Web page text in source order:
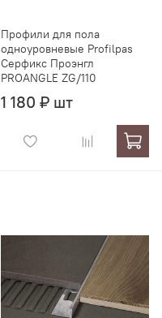
Профили для пола
одноуровневые Profilpas
Серфикс Проэнгл
PROANGLE ZG/110
1 180 ₽ шт